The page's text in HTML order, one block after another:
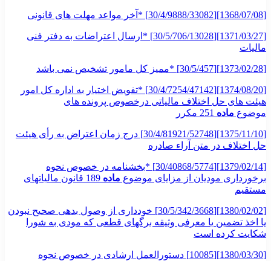
[1368/07/08][30/4/9888/33082] *آخر مواعد مهلت های قانونی
[1371/03/27][30/5/706/13028] *ارسال اعتراضات به دفتر فنی
مالیات
[1373/02/28][30/5/457] *ممیز کل مامور تشخیص نمی باشد
[1374/08/20][30/4/7254/47142] *تفویض اختیار به اداره کل امور
هیئت های حل اختلاف مالیاتی درخصوص پرونده های
موضوع ماده 251 مکرر
[1375/11/10][30/4/81921/52748] درج زمان اعتراض به رأی هیئت
حل اختلاف در متن آراء صادره
[1379/02/14][30/40868/5774] *بخشنامه در خصوص نحوه
برخورداری مودیان از مزایای موضوع ماده
189 قانون مالیاتهای
مستقیم
[1380/02/02][30/5/342/3668] خودداری از وصول بدهی صحیح نبودن
یا اخذ تضمین یا معرفی وثیقه برگهای قطعی که مودی به شورا
شکایت کرده است
[1380/03/30][10085] دستورالعمل ارشادی در خصوص نحوه